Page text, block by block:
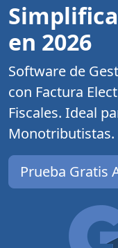
en 2026
Software de
con Factura
Fiscales. Ideal
Monotributistas.
Prueba Gratis